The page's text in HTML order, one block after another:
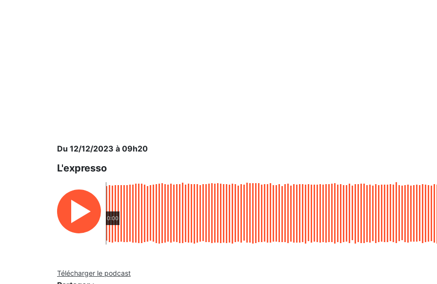
Du 12/12/2023 à 09h20
L'expresso
0:00
Télécharger le podcast